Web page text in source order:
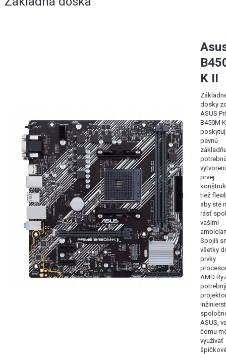
K II
dosky
ASUS
B450M
pevnú
prvej
tiež
aby ste
rásť
vašimi
Spojili
všetky
prvky
AMD
ASUS,
čomu
využívať